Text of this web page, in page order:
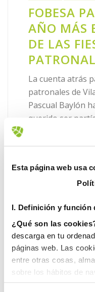
Esta página web usa
I. Definición y función
¿Qué son las
descarga en tu
páginas web. Las
entre otras cosas,
sobre los hábitos de
equipo y, dependiendo
FOBESA
AÑO MÁS
DE LAS
La cuenta atrás
patronales de
Pascual Baylón
querido ser